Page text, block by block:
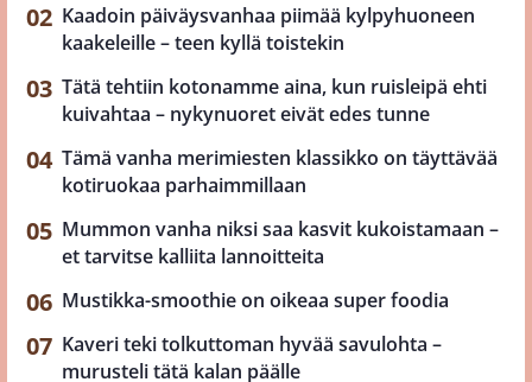
Kaadoin päiväysvanhaa piimää kylpyhuoneen
kaakeleille – teen kyllä toistekin
Tätä tehtiin kotonamme aina, kun ruisleipä ehti
kuivahtaa – nykynuoret eivät edes tunne
Tämä vanha merimiesten klassikko on täyttävää
kotiruokaa parhaimmillaan
Mummon vanha niksi saa kasvit kukoistamaan –
et tarvitse kalliita lannoitteita
Mustikka-smoothie on oikeaa super foodia
Kaveri teki tolkuttoman hyvää savulohta –
murusteli tätä kalan päälle